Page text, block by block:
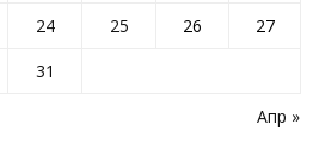
Апр »
24 25 26
27
31